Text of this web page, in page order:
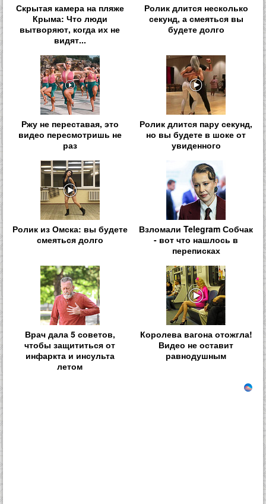
Скрытая камера на пляже
Крыма: Что люди
вытворяют, когда их не
видят...
Ролик длится несколько
секунд, а смеяться вы
будете долго
Ржу не переставая, это
видео пересмотришь не
раз
Ролик длится пару секунд,
но вы будете в шоке от
увиденного
Ролик из Омска: вы будете
смеяться долго
Взломали Telegram Собчак
- вот что нашлось в
переписках
Врач дала 5 советов,
чтобы защититься от
инфаркта и инсульта
летом
Королева вагона отожгла!
Видео не оставит
равнодушным